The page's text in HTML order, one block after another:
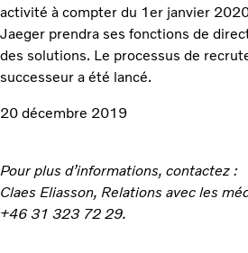
activité à compter du 1er janvier
Jaeger prendra ses fonctions de
des solutions. Le processus de
successeur a été lancé.
20 décembre 2019
Pour plus d’informations, contactez :
Claes Eliasson, Relations avec les
+46 31 323 72 29.